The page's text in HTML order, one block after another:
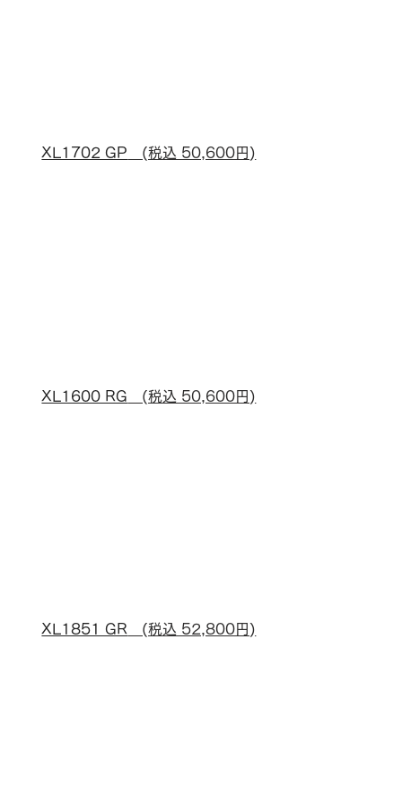
XL1702 GP (税込 50,600円)
XL1600 RG (税込 50,600円)
XL1851 GR (税込 52,800円)